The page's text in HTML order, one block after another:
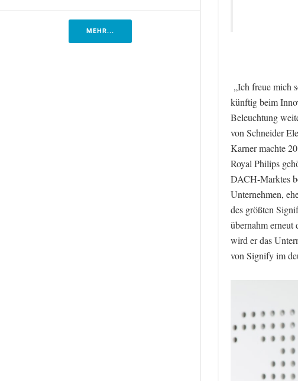
MEHR...
„Ich freue mich
künftig beim
Beleuchtung
von Schneider
Karner machte
Royal Philips
DACH-Marktes
Unternehmen,
des größten
übernahm
wird er das
von Signify im